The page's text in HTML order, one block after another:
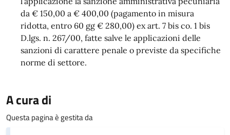
da € 150,00 a € 400,00 (pagamento in misura
ridotta, entro 60 gg € 280,00) ex art. 7 bis co. 1 bis
D.lgs. n. 267/00, fatte salve le applicazioni delle
sanzioni di carattere penale o previste da specifiche
norme di settore.
A cura di
Questa pagina è gestita da